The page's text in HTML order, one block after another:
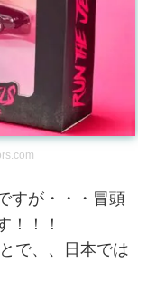
すが・・・冒頭
！！！
で、、日本では